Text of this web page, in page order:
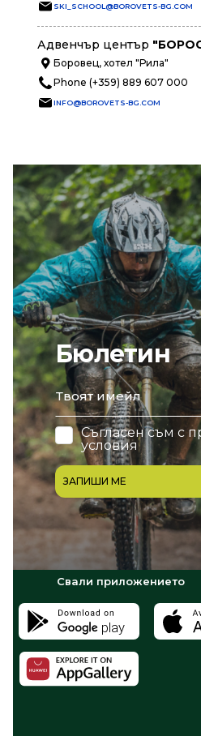
Бюлетин
email
Съгласен съм с
условия
ЗАПИШИ МЕ
SKI_SCHOOL@BOROVETS-BG.COM
Адвенчър център
Боровец, хотел "Рила"
Phone (+359) 889 607 000
INFO@BOROVETS-BG.COM
Свали приложението